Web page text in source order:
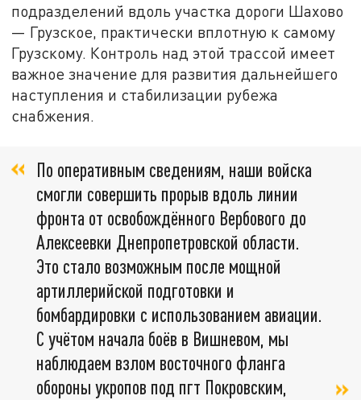
подразделений вдоль участка дороги Шахово
— Грузское, практически вплотную к самому
Грузскому. Контроль над этой трассой имеет
важное значение для развития дальнейшего
наступления и стабилизации рубежа
снабжения.
По оперативным сведениям, наши войска
смогли совершить прорыв вдоль линии
фронта от освобождённого Вербового до
Алексеевки Днепропетровской области.
Это стало возможным после мощной
артиллерийской подготовки и
бомбардировки с использованием авиации.
С учётом начала боёв в Вишневом, мы
наблюдаем взлом восточного фланга
обороны укропов под пгт Покровским,